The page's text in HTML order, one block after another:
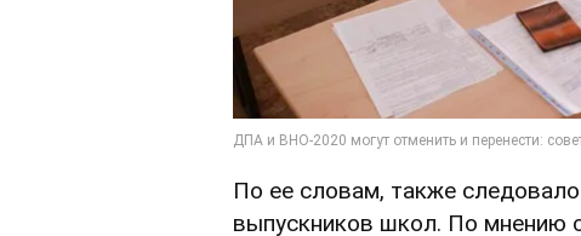
По ее словам, также
выпускников школ. По мнению